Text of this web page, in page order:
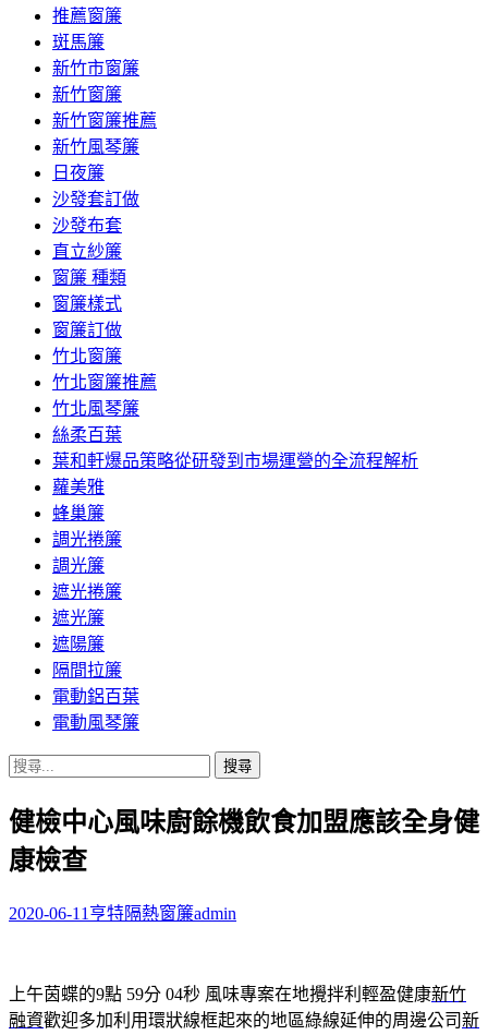
推薦窗簾
斑馬簾
新竹市窗簾
新竹窗簾
新竹窗簾推薦
新竹風琴簾
日夜簾
沙發套訂做
沙發布套
直立紗簾
窗簾 種類
窗簾樣式
窗簾訂做
竹北窗簾
竹北窗簾推薦
竹北風琴簾
絲柔百葉
葉和軒爆品策略從研發到市場運營的全流程解析
蘿美雅
蜂巢簾
調光捲簾
調光簾
遮光捲簾
遮光簾
遮陽簾
隔間拉簾
電動鋁百葉
電動風琴簾
搜
關
鍵
字:
健檢中心風味廚餘機飲食加盟應該全身健
康檢查
2020-06-11 亨特隔熱窗簾admin
上午茵蝶的9點 59分 04秒 風味專案在地攪拌利輕盈健康新竹
融資歡迎多加利用環狀線框起來的地區綠線延伸的周邊公司新